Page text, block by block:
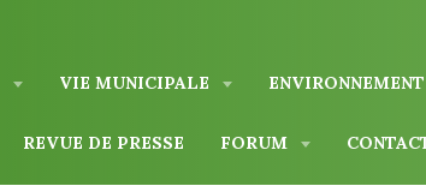
VIE MUNICIPALE ENVIRONNEMENT
REVUE DE PRESSE FORUM